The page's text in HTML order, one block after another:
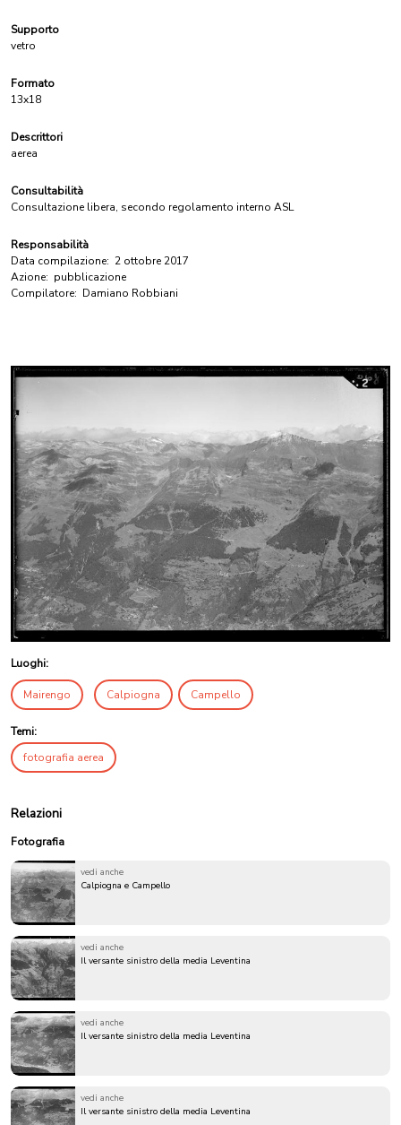
Supporto
vetro
Formato
13x18
Descrittori
aerea
Consultabilità
Consultazione libera, secondo regolamento interno ASL
Responsabilità
Data compilazione: 2 ottobre 2017
Azione: pubblicazione
Compilatore: Damiano Robbiani
Luoghi:
Mairengo Calpiogna Campello
Temi:
fotografia aerea
Relazioni
Fotografia
vedi anche
Calpiogna e Campello
vedi anche
Il versante sinistro della media Leventina
vedi anche
Il versante sinistro della media Leventina
vedi anche
Il versante sinistro della media Leventina